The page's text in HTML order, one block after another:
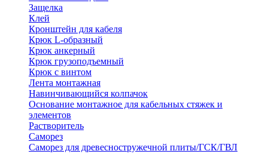
Защелка
Клей
Кронштейн для кабеля
Крюк L-образный
Крюк анкерный
Крюк грузоподъемный
Крюк с винтом
Лента монтажная
Навинчивающийся колпачок
Основание монтажное для кабельных стяжек и
элементов
Растворитель
Саморез
Саморез для древесностружечной плиты/ГСК/ГВЛ